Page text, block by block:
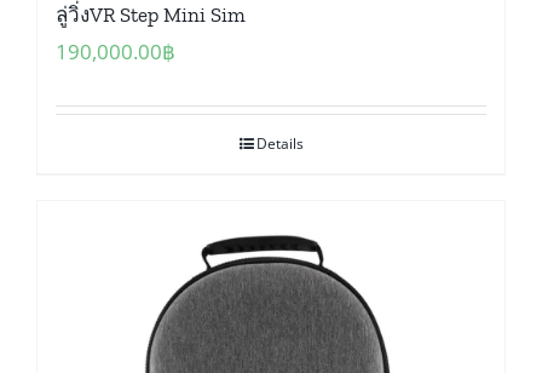
ลู่วิ่งVR Step Mini Sim
190,000.00฿
Details